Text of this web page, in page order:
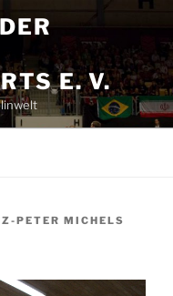
E. V.
PETER MICHELS